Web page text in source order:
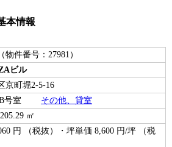
本情報
物件番号：27981）
ビル
京町堀2-5-16
号室 その他、貸室
㎡
円 （税抜）・坪単価 8,600 円/坪 （税